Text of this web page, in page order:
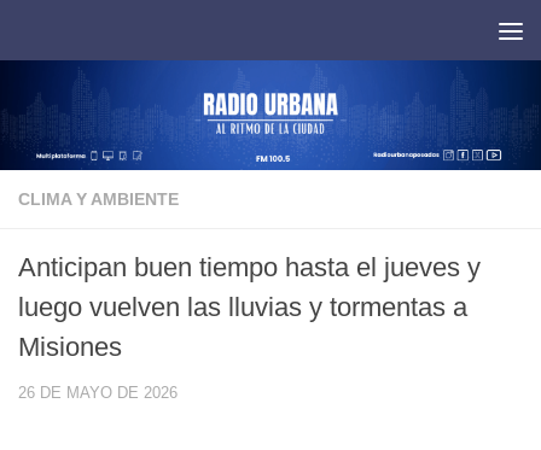
CLIMA Y AMBIENTE
Anticipan buen tiempo hasta el jueves y
luego vuelven las lluvias y tormentas a
Misiones
26 DE MAYO DE 2026